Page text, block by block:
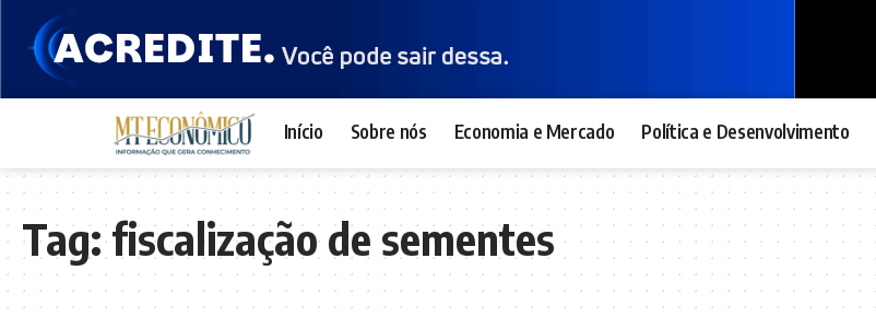
Início Sobre nós Economia e Mercado Política e Desenvolvimento
Tag:fiscalização de sementes